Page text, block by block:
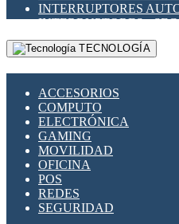
INTERRUPTORES
INTERRUPTORES -
FOTOVOLTÁICOS
MONTAJE PANEL
SUPRESOR DE
APLICACIONES
TECNOLOGÍA
ACCESORIOS
COMPUTO
ELECTRÓNICA
GAMING
MOVILIDAD
OFICINA
POS
REDES
SEGURIDAD